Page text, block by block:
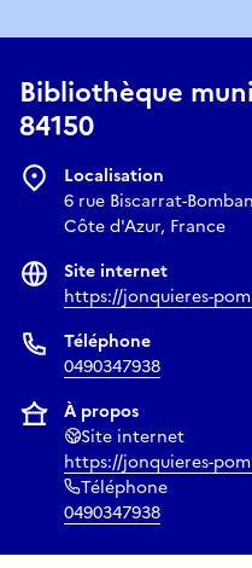
Bibliothèque
84150
Localisation
6 rue Biscarrat-
Côte d'Azur, France
Site internet
https://jonquieres-
Téléphone
0490347938
À propos
Site internet
https://jonquieres-
Téléphone
0490347938